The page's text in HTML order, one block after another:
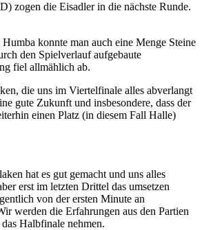
zogen die Eisadler in die nächste Runde.
konnte man auch eine Menge Steine
den Spielverlauf aufgebaute
fiel allmählich ab.
die uns im Viertelfinale alles abverlangt
gute Zukunft und insbesondere, dass der
einen Platz (in diesem Fall Halle)
hat es gut gemacht und uns alles
erst im letzten Drittel das umsetzen
von der ersten Minute an
werden die Erfahrungen aus den Partien
Halbfinale nehmen.